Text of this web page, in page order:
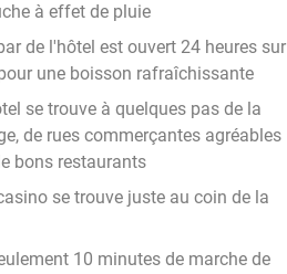
à effet de pluie
de l'hôtel est ouvert 24 heures sur
une boisson rafraîchissante
se trouve à quelques pas de la
de rues commerçantes agréables
bons restaurants
se trouve juste au coin de la
10 minutes de marche de